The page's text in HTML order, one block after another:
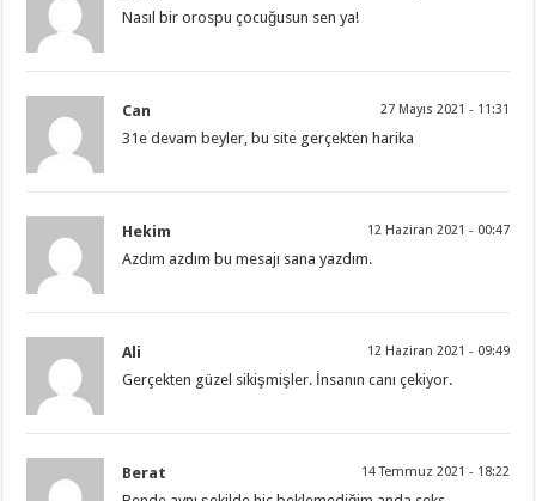
Nasıl bir orospu çocuğusun sen ya!
Can 27 Mayıs 2021 - 11:31
31e devam beyler, bu site gerçekten harika
Hekim 12 Haziran 2021 - 00:47
Azdım azdım bu mesajı sana yazdım.
Ali 12 Haziran 2021 - 09:49
Gerçekten güzel sikişmişler. İnsanın canı çekiyor.
Berat 14 Temmuz 2021 - 18:22